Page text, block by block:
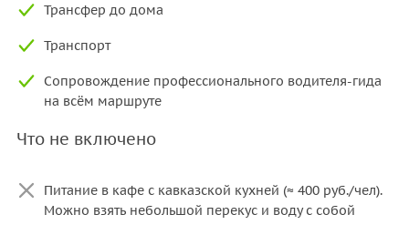
Трансфер до дома
Транспорт
Сопровождение профессионального водителя-гида
на всём маршруте
Что не включено
Питание в кафе с кавказской кухней (≈ 400 руб./чел).
Можно взять небольшой перекус и воду с собой